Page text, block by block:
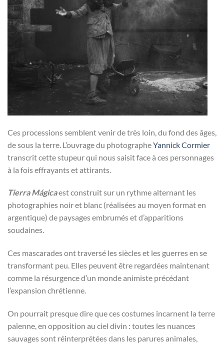
Ces processions semblent venir de très loin, du fond des âges,
de sous la terre. L’ouvrage du photographeYannick Cormier
transcrit cette stupeur qui nous saisit face à ces personnages
à la fois effrayants et attirants.
Tierra Mágicaest construit sur un rythme alternant les
photographies noir et blanc (réalisées au moyen format en
argentique) de paysages embrumés et d’apparitions
soudaines.
Ces mascarades ont traversé les siècles et les guerres en se
transformant peu. Elles peuvent être regardées maintenant
comme la résurgence d’un monde animiste précédant
l’expansion chrétienne.
On pourrait presque dire que ces costumes incarnent la terre
païenne, en opposition au ciel divin : toutes les nuances
sauvages sont réinterprétées dans les parures animales,